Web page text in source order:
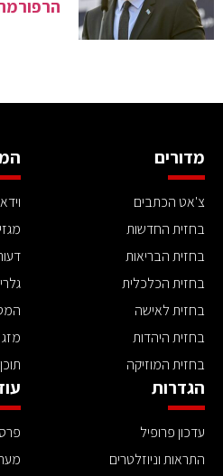
מדורים
צ'אט הכתבים
בחזית החדשות
בחזית הבריאות
בחזית הכלכלית
בחזית לאישה
בחזית היהדות
בחזית המוזיקה
מזג
הגדרות
עדכון פרופיל
התראות וניוזלטרים